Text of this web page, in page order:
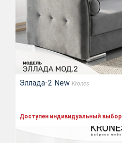
Эллада-2 New Krones
Доступен индивидуальный выбор